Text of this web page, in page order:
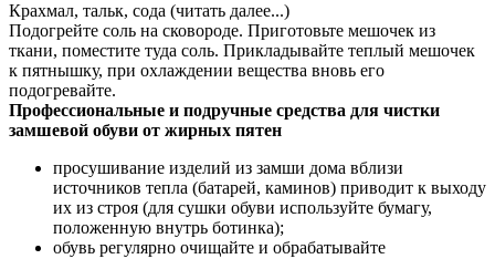
Крахмал, тальк, сода (читать далее...)
Подогрейте соль на сковороде. Приготовьте мешочек из
ткани, поместите туда соль. Прикладывайте теплый мешочек
к пятнышку, при охлаждении вещества вновь его
подогревайте.
Профессиональные и подручные средства для чистки
замшевой обуви от жирных пятен
просушивание изделий из замши дома вблизи
источников тепла (батарей, каминов) приводит к выходу
их из строя (для сушки обуви используйте бумагу,
положенную внутрь ботинка);
обувь регулярно очищайте и обрабатывайте